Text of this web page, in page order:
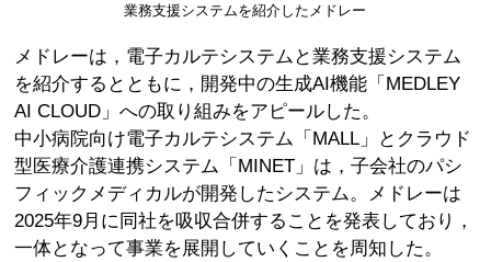
業務支援システムを紹介したメドレー
メドレーは，電子カルテシステムと業務支援システム
を紹介するとともに，開発中の生成AI機能「MEDLEY
AI CLOUD」への取り組みをアピールした。
中小病院向け電子カルテシステム「MALL」とクラウド
型医療介護連携システム「MINET」は，子会社のパシ
フィックメディカルが開発したシステム。メドレーは
2025年9月に同社を吸収合併することを発表しており，
一体となって事業を展開していくことを周知した。